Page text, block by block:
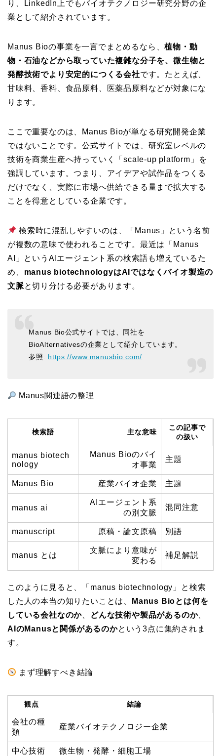
り、LinkedIn上でもバイオテクノロジー研究分野の企
業として紹介されています。
Manus Bioの事業を一言でまとめるなら、植物・動
物・石油などから取っていた複雑な分子を、微生物と
発酵技術でより安定的につくる会社です。たとえば、
甘味料、香料、食品原料、医薬品原料などが対象にな
ります。
ここで重要なのは、Manus Bioが単なる研究開発企業
ではないことです。公式サイトでは、研究室レベルの
技術を商業生産へ持っていく「scale-up platform」を
強調しています。つまり、アイデアや試作品をつくる
だけでなく、実際に市場へ供給できる量まで拡大する
ことを得意としている企業です。
検索時に混乱しやすいのは、「Manus」という名前
が複数の意味で使われることです。最近は「Manus
AI」というAIエージェント系の検索語も増えているた
め、 manus biotechnologyはAIではなくバイオ製造の
文脈と切り分ける必要があります。
Manus Bio公式サイトでは、同社を
BioAlternativesの企業として紹介しています。
参照: https://www.manusbio.com/
Manus関連語の整理
検索語 主な意味
この記事で
の扱い
manus biotech
nology
Manus Bioのバイ
オ事業
主題
Manus Bio 産業バイオ企業 主題
manus ai
AIエージェント系
の別文脈
混同注意
manuscript 原稿・論文原稿 別語
manus とは
文脈により意味が
変わる
補足解説
このように見ると、「manus biotechnology」と検索
した人の本当の知りたいことは、
Manus Bioとは何を
している会社なのか
どんな技術や製品があるのか、
AIのManusと関係があるのかという3点に集約されま
す。
まず理解すべき結論
観点 結論
会社の種
類
産業バイオテクノロジー企業
中心技術 微生物・発酵・細胞工場